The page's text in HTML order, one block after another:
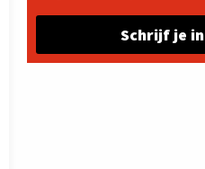
Schrijf je in